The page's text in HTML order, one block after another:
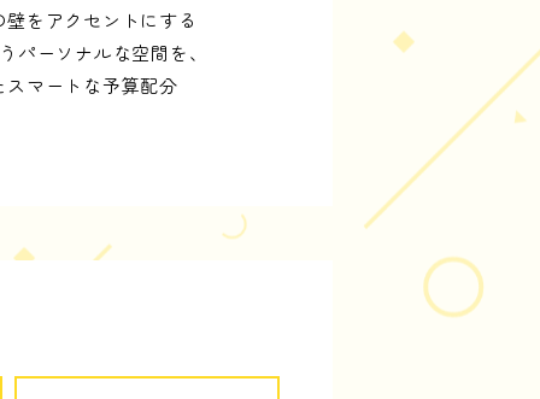
をアクセントにする
ーソナルな空間を、
マートな予算配分